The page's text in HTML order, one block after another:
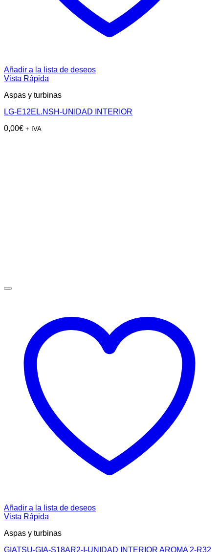
Añadir a la lista de deseos
Vista Rápida
Aspas y turbinas
LG-E12EL.NSH-UNIDAD INTERIOR
0,00€ + IVA
Añadir a la lista de deseos
Vista Rápida
Aspas y turbinas
GIATSU-GIA-S18AR2-I-UNIDAD INTERIOR AROMA 2-R32